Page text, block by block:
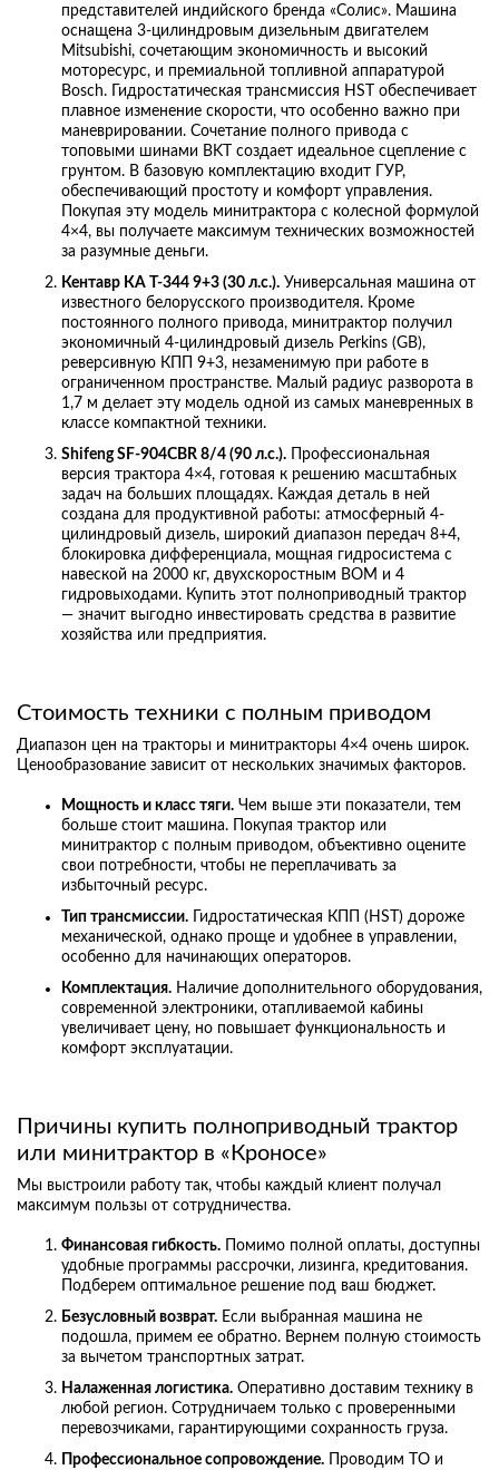
представителей индийского бренда «Солис». Машина
оснащена 3-цилиндровым дизельным двигателем
Mitsubishi, сочетающим экономичность и высокий
моторесурс, и премиальной топливной аппаратурой
Bosch. Гидростатическая трансмиссия HST обеспечивает
плавное изменение скорости, что особенно важно при
маневрировании. Сочетание полного привода с
топовыми шинами BKT создает идеальное сцепление с
грунтом. В базовую комплектацию входит ГУР,
обеспечивающий простоту и комфорт управления.
Покупая эту модель минитрактора с колесной формулой
4×4, вы получаете максимум технических возможностей
за разумные деньги.
Кентавр КА Т-344 9+3 (30 л.с.). Универсальная машина от
известного белорусского производителя. Кроме
постоянного полного привода, минитрактор получил
экономичный 4-цилиндровый дизель Perkins (GB),
реверсивную КПП 9+3, незаменимую при работе в
ограниченном пространстве. Малый радиус разворота в
1,7 м делает эту модель одной из самых маневренных в
классе компактной техники.
Shifeng SF-904CBR 8/4 (90 л.с.). Профессиональная
версия трактора 4×4, готовая к решению масштабных
задач на больших площадях. Каждая деталь в ней
создана для продуктивной работы: атмосферный 4-
цилиндровый дизель, широкий диапазон передач 8+4,
блокировка дифференциала, мощная гидросистема с
навеской на 2000 кг, двухскоростным ВОМ и 4
гидровыходами. Купить этот полноприводный трактор
— значит выгодно инвестировать средства в развитие
хозяйства или предприятия.
Стоимость техники с полным приводом
Диапазон цен на тракторы и минитракторы 4×4 очень широк.
Ценообразование зависит от нескольких значимых факторов.
Мощность и класс тяги. Чем выше эти показатели, тем
больше стоит машина. Покупая трактор или
минитрактор с полным приводом, объективно оцените
свои потребности, чтобы не переплачивать за
избыточный ресурс.
Тип трансмиссии. Гидростатическая КПП (HST) дороже
механической, однако проще и удобнее в управлении,
особенно для начинающих операторов.
Комплектация. Наличие дополнительного оборудования,
современной электроники, отапливаемой кабины
увеличивает цену, но повышает функциональность и
комфорт эксплуатации.
Причины купить полноприводный трактор
или минитрактор в «Кроносе»
Мы выстроили работу так, чтобы каждый клиент получал
максимум пользы от сотрудничества.
Финансовая гибкость. Помимо полной оплаты, доступны
удобные программы рассрочки, лизинга, кредитования.
Подберем оптимальное решение под ваш бюджет.
Безусловный возврат. Если выбранная машина не
подошла, примем ее обратно. Вернем полную стоимость
за вычетом транспортных затрат.
Налаженная логистика. Оперативно доставим технику в
любой регион. Сотрудничаем только с проверенными
перевозчиками, гарантирующими сохранность груза.
Профессиональное сопровождение. Проводим ТО и